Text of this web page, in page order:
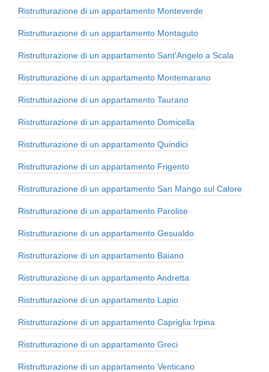
Ristrutturazione di un appartamento Monteverde
Ristrutturazione di un appartamento Montaguto
Ristrutturazione di un appartamento Sant'Angelo a Scala
Ristrutturazione di un appartamento Montemarano
Ristrutturazione di un appartamento Taurano
Ristrutturazione di un appartamento Domicella
Ristrutturazione di un appartamento Quindici
Ristrutturazione di un appartamento Frigento
Ristrutturazione di un appartamento San Mango sul Calore
Ristrutturazione di un appartamento Parolise
Ristrutturazione di un appartamento Gesualdo
Ristrutturazione di un appartamento Baiano
Ristrutturazione di un appartamento Andretta
Ristrutturazione di un appartamento Lapio
Ristrutturazione di un appartamento Capriglia Irpina
Ristrutturazione di un appartamento Greci
Ristrutturazione di un appartamento Venticano